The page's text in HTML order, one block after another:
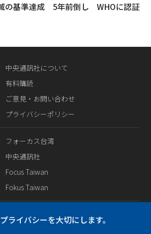
の基準達成 5年前倒し WHOに認証
中央通訊社について
有料購読
ご意見・お問い合わせ
プライバシーポリシー
フォーカス台湾
中央通訊社
Focus Taiwan
Fokus Taiwan
Facebook
ライバシーを大切にします。